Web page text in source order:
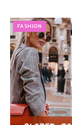
FASHION